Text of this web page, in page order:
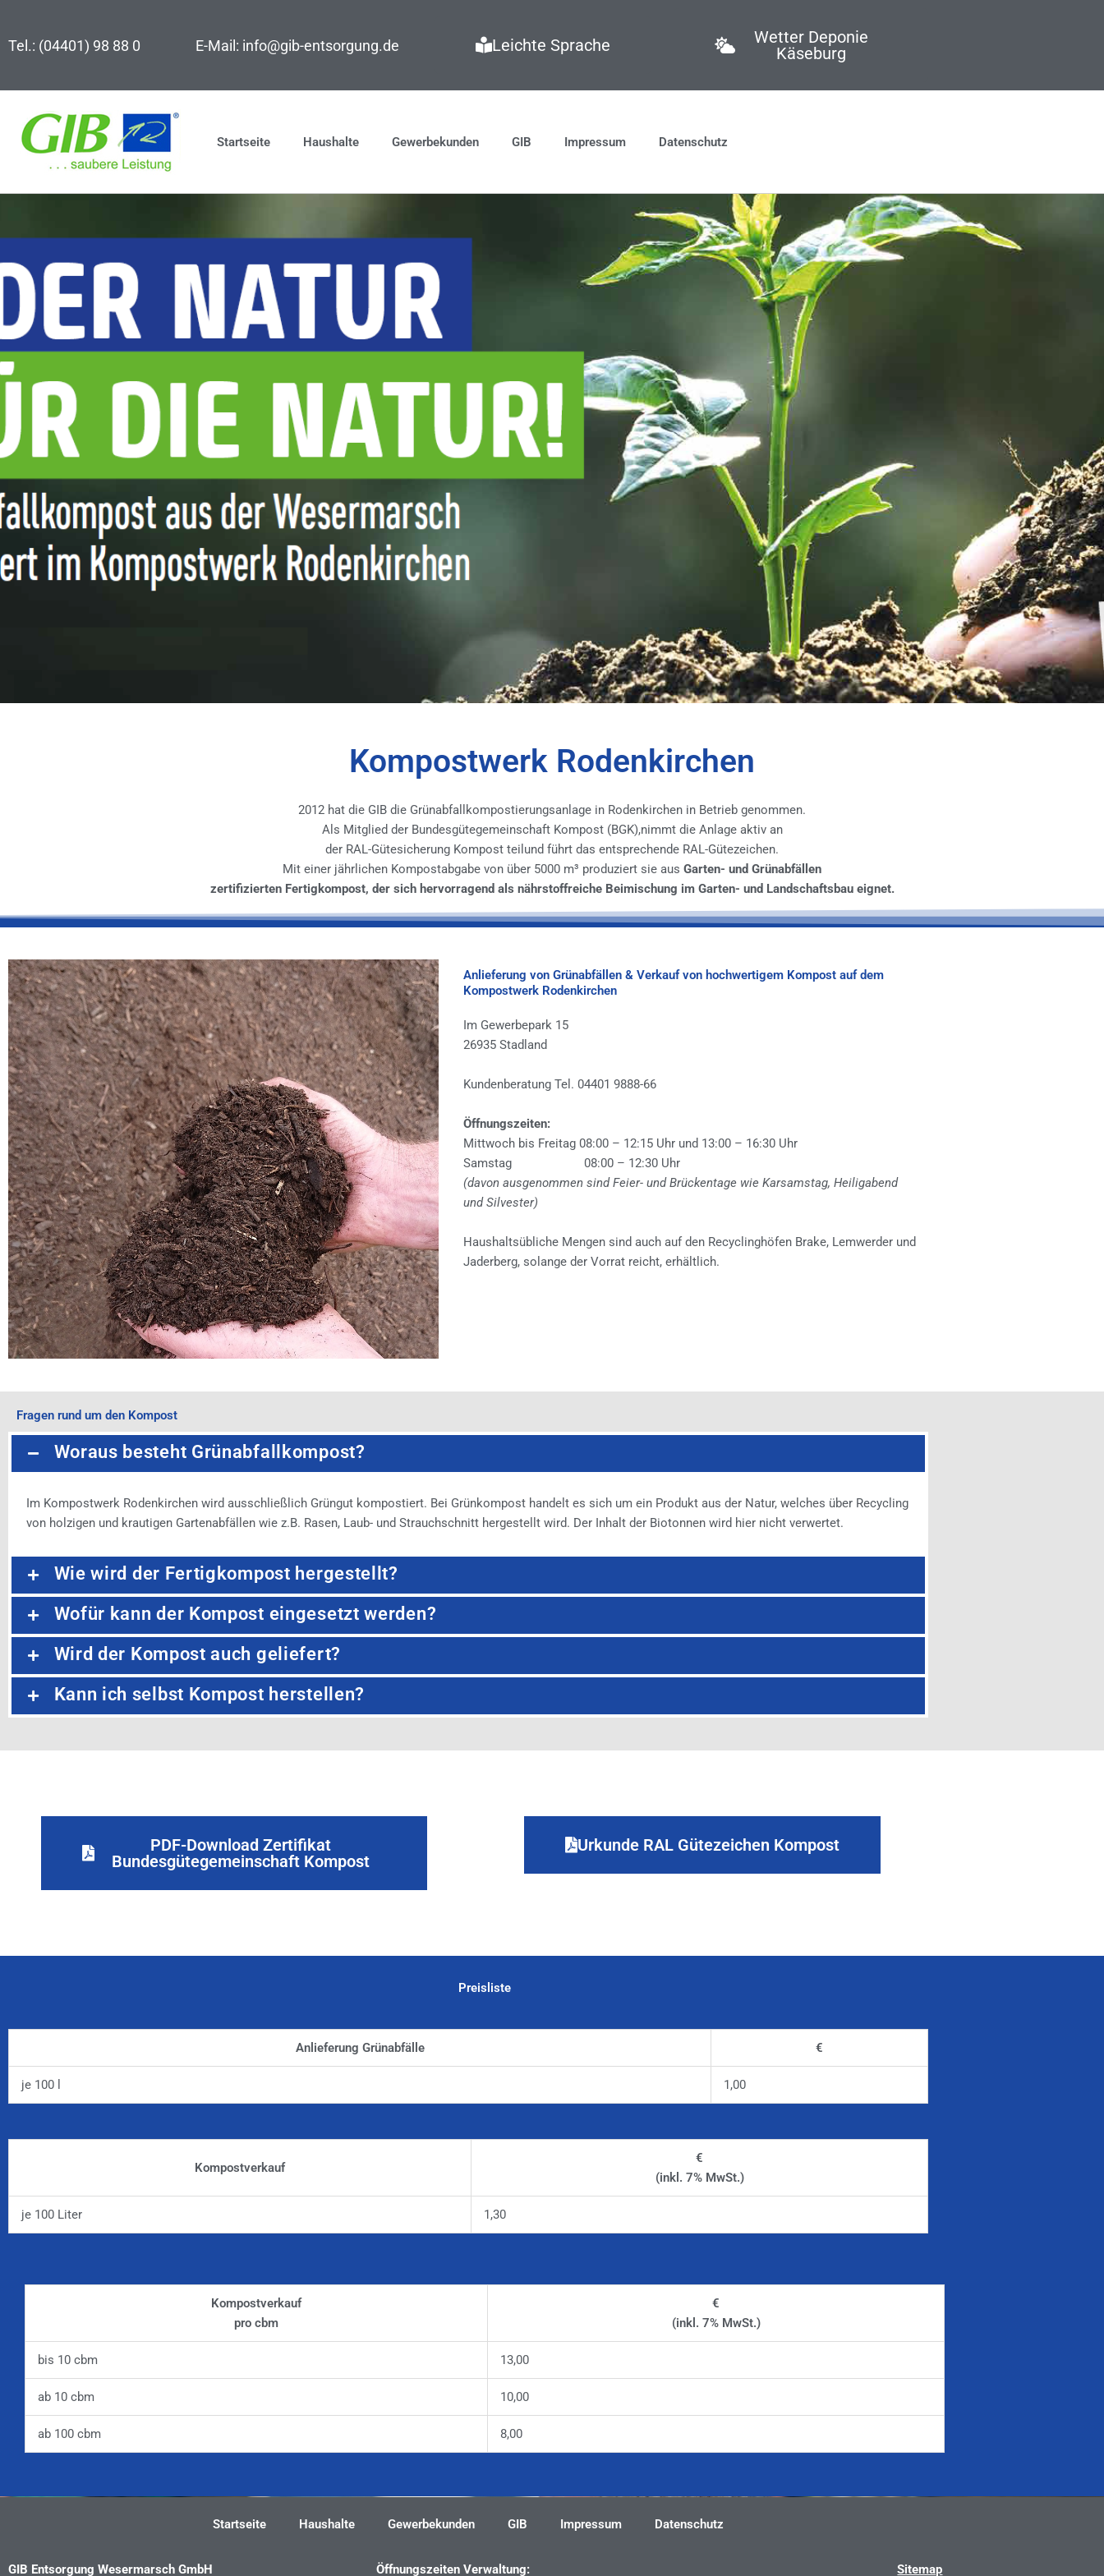
springen
Tel.: (04401) 98 88 0 E-Mail: info@gib-entsorgung.de Leichte Sprache
Wetter Deponie
Käseburg
Startseite Haushalte Gewerbekunden GIB Impressum Datenschutz
Kompostwerk Rodenkirchen
2012 hat die GIB die Grünabfallkompostierungsanlage in Rodenkirchen in Betrieb genommen.
Als Mitglied der Bundesgütegemeinschaft Kompost (BGK),nimmt die Anlage aktiv an
der RAL-Gütesicherung Kompost teilund führt das entsprechende RAL-Gütezeichen.
Mit einer jährlichen Kompostabgabe von über 5000 m³ produziert sie aus Garten- und Grünabfällen
zertifizierten Fertigkompost, der sich hervorragend als nährstoffreiche Beimischung im Garten- und Landschaftsbau eignet.
Anlieferung von Grünabfällen & Verkauf von hochwertigem Kompost auf dem
Kompostwerk Rodenkirchen
Im Gewerbepark 15
26935 Stadland
Kundenberatung Tel. 04401 9888-66
Öffnungszeiten:
Mittwoch bis Freitag 08:00 – 12:15 Uhr und 13:00 – 16:30 Uhr
Samstag 08:00 – 12:30 Uhr
(davon ausgenommen sind Feier- und Brückentage wie Karsamstag, Heiligabend
und Silvester)
Haushaltsübliche Mengen sind auch auf den Recyclinghöfen Brake, Lemwerder und
Jaderberg, solange der Vorrat reicht, erhältlich.
Fragen rund um den Kompost
Woraus besteht Grünabfallkompost?
Im Kompostwerk Rodenkirchen wird ausschließlich Grüngut kompostiert. Bei Grünkompost handelt es sich um ein Produkt aus der Natur, welches über Recycling
von holzigen und krautigen Gartenabfällen wie z.B. Rasen, Laub- und Strauchschnitt hergestellt wird. Der Inhalt der Biotonnen wird hier nicht verwertet.
Wie wird der Fertigkompost hergestellt?
Wofür kann der Kompost eingesetzt werden?
Wird der Kompost auch geliefert?
Kann ich selbst Kompost herstellen?
PDF-Download Zertifikat
Bundesgütegemeinschaft Kompost
Urkunde RAL Gütezeichen Kompost
Preisliste
Anlieferung Grünabfälle €
je 100 l 1,00
Kompostverkauf
€
(inkl. 7% MwSt.)
je 100 Liter 1,30
Kompostverkauf
pro cbm
€
(inkl. 7% MwSt.)
bis 10 cbm 13,00
ab 10 cbm 10,00
ab 100 cbm 8,00
Startseite Haushalte Gewerbekunden GIB Impressum Datenschutz
GIB Entsorgung Wesermarsch GmbH Öffnungszeiten Verwaltung: Sitemap